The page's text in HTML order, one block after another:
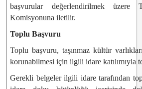
başvurular değerlendirilmek üzere
Komisyonuna iletilir.
Toplu Başvuru
Toplu başvuru, taşınmaz kültür
korunabilmesi için ilgili idare katılımıyla
Gerekli belgeler ilgili idare tarafından